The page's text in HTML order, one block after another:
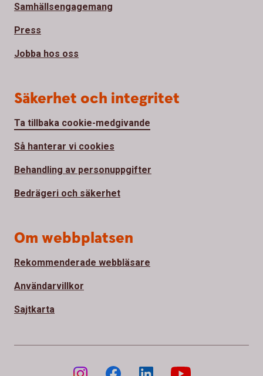
Samhällsengagemang
Press
Jobba hos oss
Säkerhet och integritet
Ta tillbaka cookie-medgivande
Så hanterar vi cookies
Behandling av personuppgifter
Bedrägeri och säkerhet
Om webbplatsen
Rekommenderade webbläsare
Användarvillkor
Sajtkarta